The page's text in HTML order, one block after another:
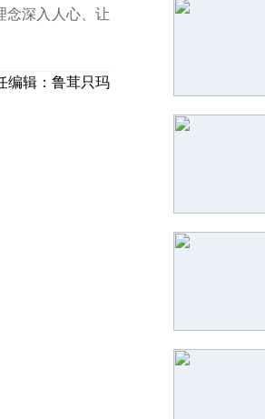
念深入人心、让
编辑： 鲁茸只玛